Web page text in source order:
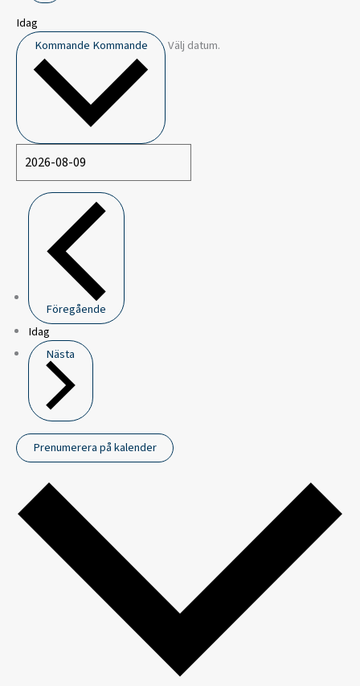
Idag
Kommande Kommande Välj datum.
Föregående
Idag
Nästa
Prenumerera på kalender